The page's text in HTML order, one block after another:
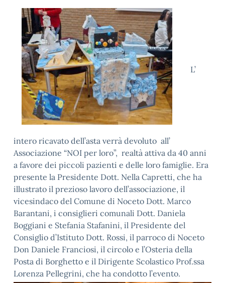
L’
intero ricavato dell’asta verrà devoluto all’
Associazione “NOI per loro”, realtà attiva da 40 anni
a favore dei piccoli pazienti e delle loro famiglie. Era
presente la Presidente Dott. Nella Capretti, che ha
illustrato il prezioso lavoro dell’associazione, il
vicesindaco del Comune di Noceto Dott. Marco
Barantani, i consiglieri comunali Dott. Daniela
Boggiani e Stefania Stafanini, il Presidente del
Consiglio d’Istituto Dott. Rossi, il parroco di Noceto
Don Daniele Franciosi, il circolo e l’Osteria della
Posta di Borghetto e il Dirigente Scolastico Prof.ssa
Lorenza Pellegrini, che ha condotto l’evento.